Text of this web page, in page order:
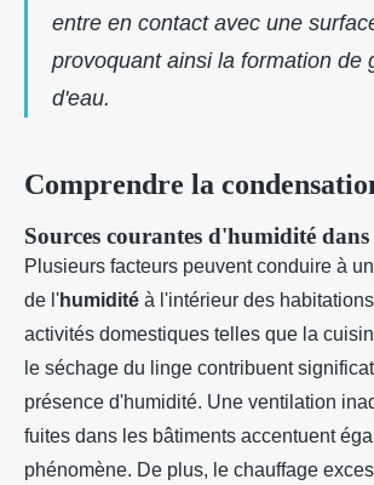
entre en contact avec une
provoquant ainsi la formation de
d'eau.
Comprendre la
Sources courantes d'humidité dans
Plusieurs facteurs peuvent conduire à
de l'humidité à l'intérieur des
activités domestiques telles que la
le séchage du linge contribuent
présence d'humidité. Une ventilation
fuites dans les bâtiments accentuent
phénomène. De plus, le chauffage